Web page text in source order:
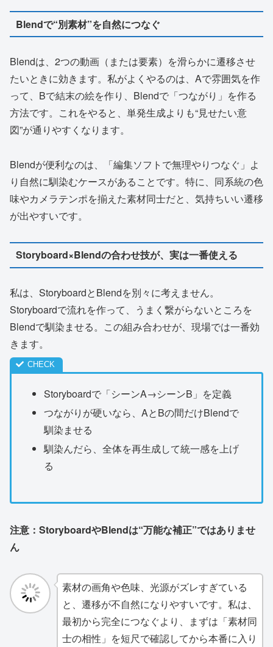
Blendで“別素材”を自然につなぐ
Blendは、2つの動画（または要素）を滑らかに遷移させ
たいときに効きます。私がよくやるのは、Aで雰囲気を作
って、Bで結末の絵を作り、Blendで「つながり」を作る
方法です。これをやると、単発生成よりも“見せたい意
図”が通りやすくなります。
Blendが便利なのは、「編集ソフトで無理やりつなぐ」よ
り自然に馴染むケースがあることです。特に、同系統の色
味やカメラテンポを揃えた素材同士だと、気持ちいい遷移
が出やすいです。
Storyboard×Blendの合わせ技が、実は一番使える
私は、StoryboardとBlendを別々に考えません。
Storyboardで流れを作って、うまく繋がらないところを
Blendで馴染ませる。この組み合わせが、現場では一番効
きます。
Storyboardで「シーンA→シーンB」を定義
つながりが硬いなら、AとBの間だけBlendで
馴染ませる
馴染んだら、全体を再生成して統一感を上げ
る
注意：StoryboardやBlendは“万能な補正”ではありませ
ん
素材の画角や色味、光源がズレすぎている
と、遷移が不自然になりやすいです。私は、
最初から完全につなぐより、まずは「素材同
士の相性」を短尺で確認してから本番に入り